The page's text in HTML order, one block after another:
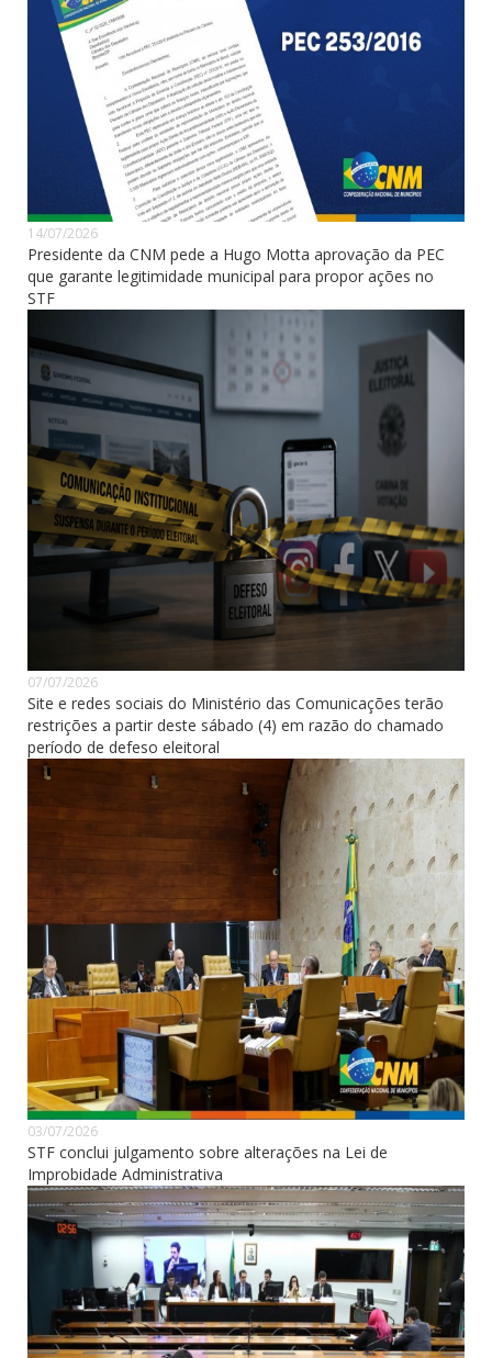
14/07/2026
Presidente da CNM pede a Hugo Motta aprovação da PEC
que garante legitimidade municipal para propor ações no
STF
07/07/2026
Site e redes sociais do Ministério das Comunicações terão
restrições a partir deste sábado (4) em razão do chamado
período de defeso eleitoral
03/07/2026
STF conclui julgamento sobre alterações na Lei de
Improbidade Administrativa